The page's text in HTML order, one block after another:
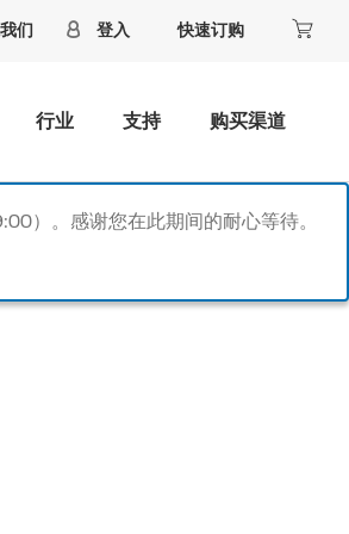
们 登入 快速订购
行业 支持 购买渠道
）。感谢您在此期间的耐心等待。